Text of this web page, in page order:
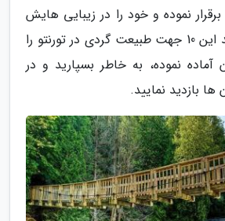
نموده و خود را در زیبایی هایش
غرق کنید، می توانید این 10 جهت طبیعت گردی در تورنتو را
آماده نموده، به خاطر بسپارید و در
بازدید نمایید.